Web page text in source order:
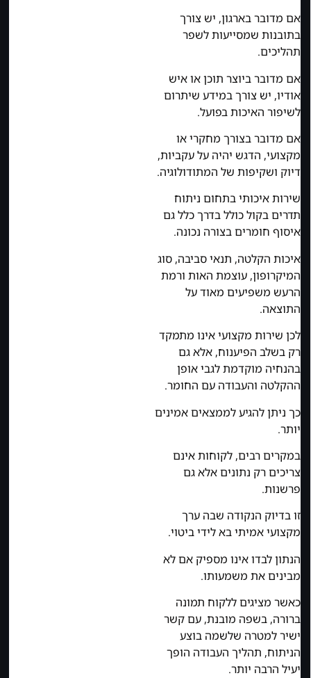
אם מדובר בארגון, יש צורך
בתובנות שמסייעות לשפר
תהליכים.
אם מדובר ביוצר תוכן או איש
אודיו, יש צורך במידע שיתרום
לשיפור האיכות בפועל.
אם מדובר בצורך מחקרי או
מקצועי, הדגש יהיה על עקביות,
דיוק ושקיפות של המתודולוגיה.
שירות איכותי בתחום ניתוח
תדרים בקול כולל בדרך כלל גם
איסוף חומרים בצורה נכונה.
איכות הקלטה, תנאי סביבה, סוג
המיקרופון, עוצמת האות ורמת
הרעש משפיעים מאוד על
התוצאה.
לכן שירות מקצועי אינו מתמקד
רק בשלב הפיענוח, אלא גם
בהנחיה מוקדמת לגבי אופן
ההקלטה והעבודה עם החומר.
כך ניתן להגיע לממצאים אמינים
יותר.
במקרים רבים, לקוחות אינם
צריכים רק נתונים אלא גם
פרשנות.
זו בדיוק הנקודה שבה ערך
מקצועי אמיתי בא לידי ביטוי.
הנתון לבדו אינו מספיק אם לא
מבינים את משמעותו.
כאשר מציגים ללקוח תמונה
ברורה, בשפה מובנת, עם קשר
ישיר למטרה שלשמה בוצע
הניתוח, תהליך העבודה הופך
יעיל הרבה יותר.